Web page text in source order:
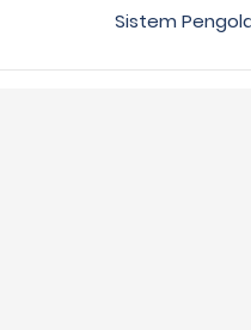
Sistem